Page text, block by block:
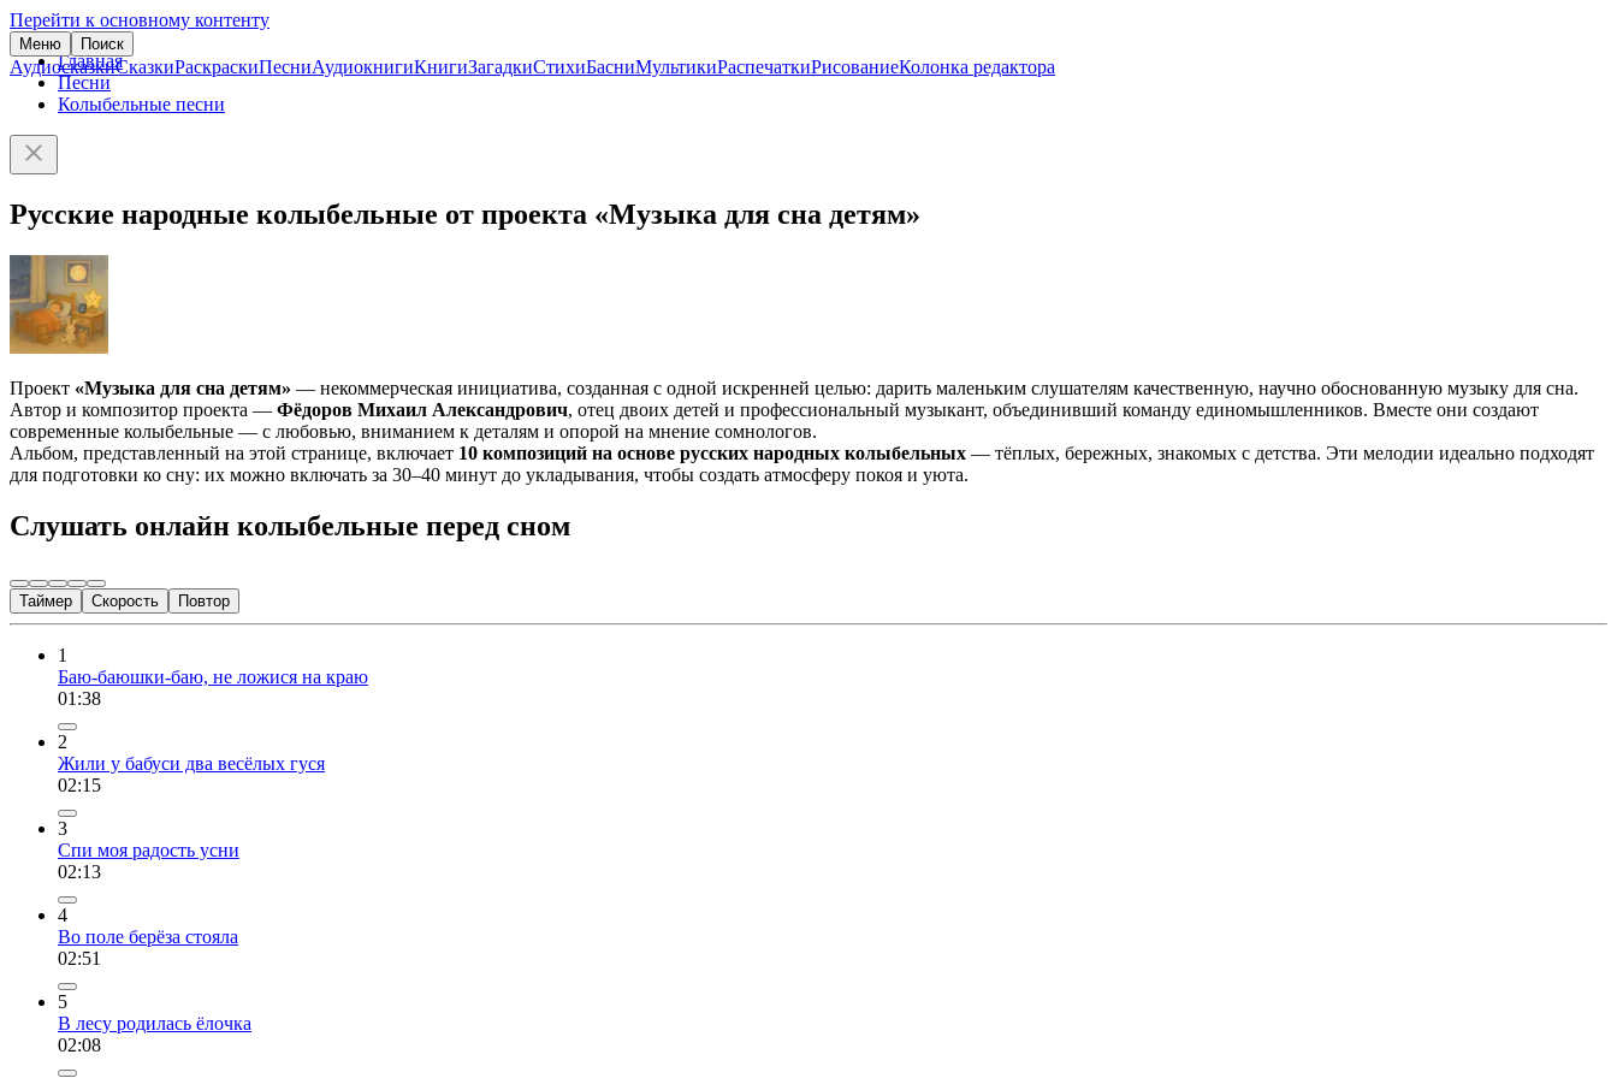
Перейти к основному контенту
Меню Поиск
АудиосказкиСказкиРаскраскиПесниАудиокнигиКнигиЗагадкиСтихиБасниМультикиРаспечаткиРисованиеКолонка редактора
Главная
Песни
Колыбельные песни
Русские народные колыбельные от проекта «Музыка для сна детям»
Проект «Музыка для сна детям» — некоммерческая инициатива, созданная с одной искренней целью: дарить маленьким слушателям качественную, научно обоснованную музыку для сна.
Автор и композитор проекта — Фёдоров Михаил Александрович, отец двоих детей и профессиональный музыкант, объединивший команду единомышленников. Вместе они создают
современные колыбельные — с любовью, вниманием к деталям и опорой на мнение сомнологов.
Альбом, представленный на этой странице, включает 10 композиций на основе русских народных колыбельных — тёплых, бережных, знакомых с детства. Эти мелодии идеально подходят
для подготовки ко сну: их можно включать за 30–40 минут до укладывания, чтобы создать атмосферу покоя и уюта.
Слушать онлайн колыбельные перед сном
Таймер Скорость Повтор
1
Баю-баюшки-баю, не ложися на краю
01:38
2
Жили у бабуси два весёлых гуся
02:15
3
Спи моя радость усни
02:13
4
Во поле берёза стояла
02:51
5
В лесу родилась ёлочка
02:08